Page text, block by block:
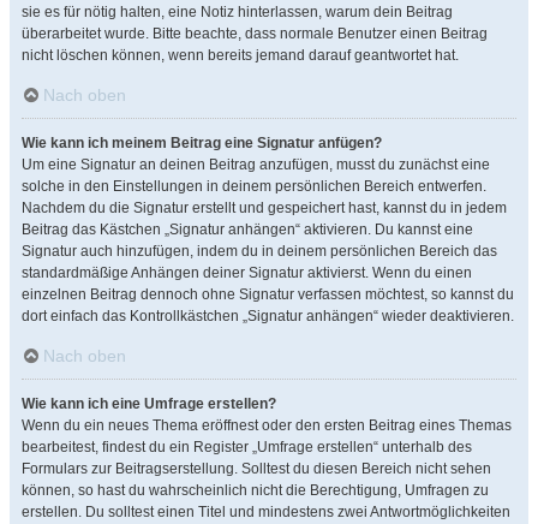
sie es für nötig halten, eine Notiz hinterlassen, warum dein Beitrag
überarbeitet wurde. Bitte beachte, dass normale Benutzer einen Beitrag
nicht löschen können, wenn bereits jemand darauf geantwortet hat.
Nach oben
Wie kann ich meinem Beitrag eine Signatur anfügen?
Um eine Signatur an deinen Beitrag anzufügen, musst du zunächst eine
solche in den Einstellungen in deinem persönlichen Bereich entwerfen.
Nachdem du die Signatur erstellt und gespeichert hast, kannst du in jedem
Beitrag das Kästchen „Signatur anhängen“ aktivieren. Du kannst eine
Signatur auch hinzufügen, indem du in deinem persönlichen Bereich das
standardmäßige Anhängen deiner Signatur aktivierst. Wenn du einen
einzelnen Beitrag dennoch ohne Signatur verfassen möchtest, so kannst du
dort einfach das Kontrollkästchen „Signatur anhängen“ wieder deaktivieren.
Nach oben
Wie kann ich eine Umfrage erstellen?
Wenn du ein neues Thema eröffnest oder den ersten Beitrag eines Themas
bearbeitest, findest du ein Register „Umfrage erstellen“ unterhalb des
Formulars zur Beitragserstellung. Solltest du diesen Bereich nicht sehen
können, so hast du wahrscheinlich nicht die Berechtigung, Umfragen zu
erstellen. Du solltest einen Titel und mindestens zwei Antwortmöglichkeiten